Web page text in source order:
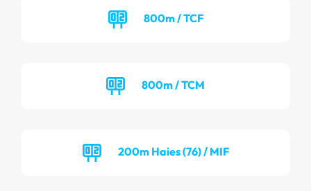
800m / TCF
800m / TCM
200m Haies (76) / MIF